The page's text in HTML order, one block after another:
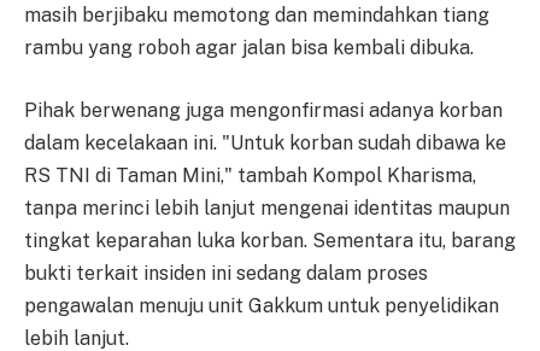
masih berjibaku memotong dan memindahkan tiang
rambu yang roboh agar jalan bisa kembali dibuka.
Pihak berwenang juga mengonfirmasi adanya korban
dalam kecelakaan ini. "Untuk korban sudah dibawa ke
RS TNI di Taman Mini," tambah Kompol Kharisma,
tanpa merinci lebih lanjut mengenai identitas maupun
tingkat keparahan luka korban. Sementara itu, barang
bukti terkait insiden ini sedang dalam proses
pengawalan menuju unit Gakkum untuk penyelidikan
lebih lanjut.